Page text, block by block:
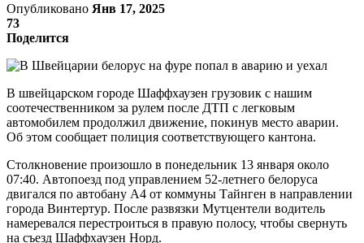
Опубликовано Янв 17, 2025
73
Поделится
В швейцарском городе Шаффхаузен грузовик с нашим
соотечественником за рулем после ДТП с легковым
автомобилем продолжил движение, покинув место аварии.
Об этом сообщает полиция соответствующего кантона.
Столкновение произошло в понедельник 13 января около
07:40. Автопоезд под управлением 52-летнего белоруса
двигался по автобану А4 от коммуны Тайнген в направлении
города Винтертур. После развязки Мутцентели водитель
намеревался перестроиться в правую полосу, чтобы свернуть
на съезд Шаффхаузен Норд.